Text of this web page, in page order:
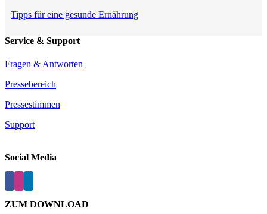
Tipps für eine gesunde Ernährung
Service & Support
Fragen & Antworten
Pressebereich
Pressestimmen
Support
Social Media
ZUM DOWNLOAD